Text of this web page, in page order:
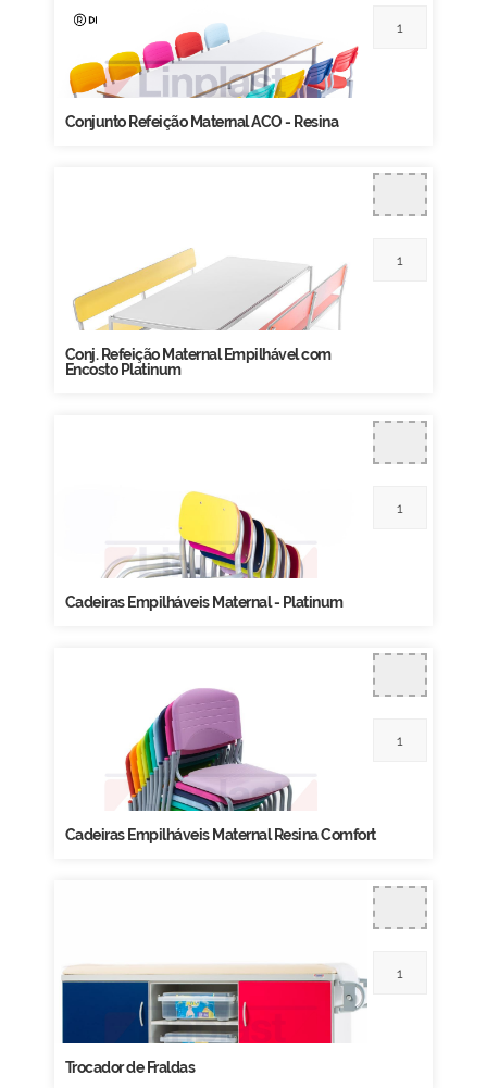
Conjunto Refeição Maternal ACO - Resina
Conj. Refeição Maternal Empilhável com
Encosto Platinum
Cadeiras Empilháveis Maternal - Platinum
Cadeiras Empilháveis Maternal Resina Comfort
Trocador de Fraldas